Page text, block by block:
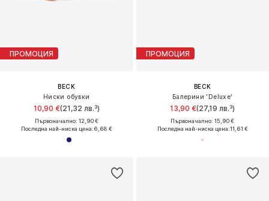
ПРОМОЦИЯ
BECK
Ниски обувки
10,90 €(21,32 лв.³)
Първоначално: 12,90 €
Последна най-ниска цена:6,68 €
ПРОМОЦИЯ
BECK
Балерини 'Deluxe'
13,90 €(27,19 лв.³)
Първоначално: 15,90 €
Последна най-ниска цена:11,61 €